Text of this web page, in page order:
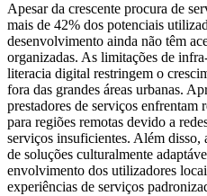
Apesar da crescente procura de
mais de 42% dos potenciais
desenvolvimento ainda não têm
organizadas. As limitações de
literacia digital restringem o
fora das grandes áreas urbanas.
prestadores de serviços enfrentam
para regiões remotas devido a
serviços insuficientes. Além disso,
de soluções culturalmente
envolvimento dos utilizadores
experiências de serviços